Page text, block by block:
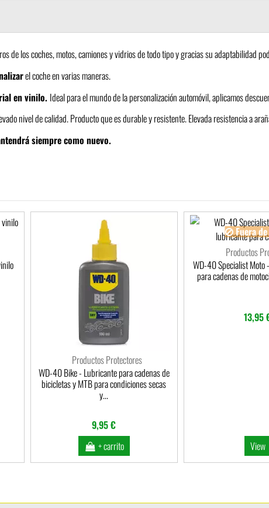
de los coches, motos, camiones y vidrios de todo tipo y gracias su adaptabilidad
el coche en varias maneras.
en vinilo. Ideal para el mundo de la personalización automóvil, aplicamos
nivel de calidad. Producto que es durable y resistente. Elevada resistencia a
siempre como nuevo.
Productos Protectores
WD-40 Bike - Lubricante para cadenas de
bicicletas y MTB para condiciones secas
y...
9,95 €
+ carrito
Fuera
Productos
WD-40 Specialist Moto
para cadenas de
13,95
View